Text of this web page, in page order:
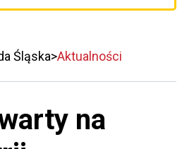
Śląska Aktualności
na